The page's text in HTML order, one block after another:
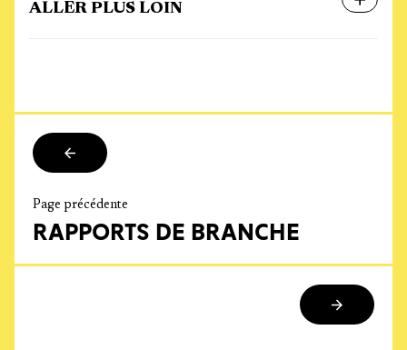
ALLER PLUS LOIN
Page précédente
RAPPORTS DE BRANCHE